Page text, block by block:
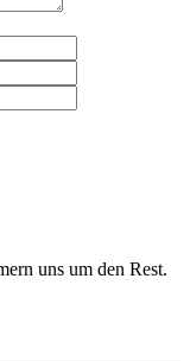
uns um den Rest.